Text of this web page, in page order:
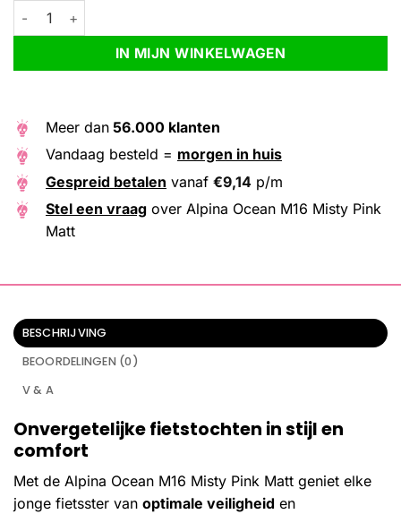
Alpina Ocean M16 Misty Pink Matt aantal
IN MIJN WINKELWAGEN
Alternative:
Meer dan 56.000 klanten
Vandaag besteld = morgen in huis
Gespreid betalen vanaf €9,14 p/m
Stel een vraag over Alpina Ocean M16 Misty Pink
Matt
BESCHRIJVING
BEOORDELINGEN (0)
V & A
Onvergetelijke fietstochten in stijl en
comfort
Met de Alpina Ocean M16 Misty Pink Matt geniet elke
jonge fietsster van optimale veiligheid en